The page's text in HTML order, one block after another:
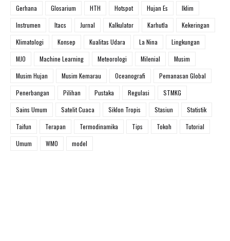
Gerhana
Glosarium HTH Hotspot Hujan Es
Iklim
Instrumen
Itacs Jurnal Kalkulator Karhutla
Kekeringan
Klimatologi
Konsep Kualitas Udara La Nina
Lingkungan
MJO
Machine Learning Meteorologi Milenial
Musim
Musim Hujan
Musim Kemarau Oceanografi
Pemanasan Global
Penerbangan
Pilihan Pustaka Regulasi
STMKG
Sains Umum
Satelit Cuaca Siklon Tropis Stasiun
Statistik
Taifun
Terapan Termodinamika Tips Tokoh
Tutorial
Umum
WMO model